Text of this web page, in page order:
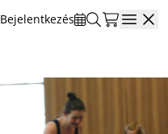
Bejelentkezés